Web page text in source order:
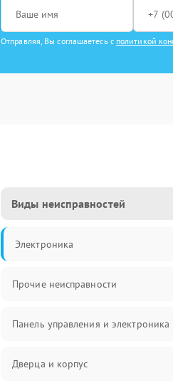
Отправляя, Вы соглашаетесь с политикой
Виды неисправностей
Электроника
Прочие неисправности
Панель управления и электроника
Дверца и корпус